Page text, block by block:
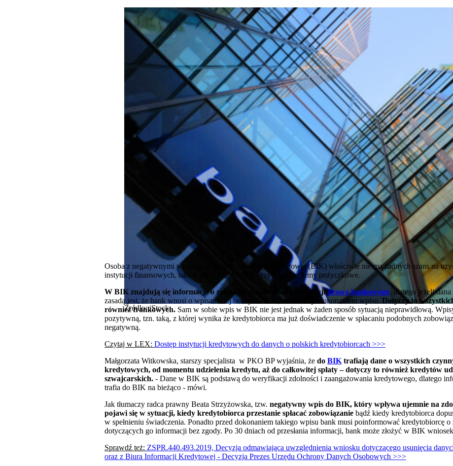
Źródło: iStock
Osoba z negatywnymi wpisami w Biurze Informacji Kredytowej (BIK) właściwie nie ma żadnych szans na
instytucji finansowych, takich jak banki, SKOK-i czy niektóre firmy pożyczkowe.
W BIK znajdują się informacje o zobowiązaniach wobec instytucjiprawa bankowego, dlatego jeżeli
zasadą jest, że bank wnosi o wpisanie tej osoby do BIK, co skutkuje dokonaniem wpisu. Dotyczy to
również frankowych. Sam w sobie wpis w BIK nie jest jednak w żaden sposób sytuacją nieprawidłową.
pozytywną, tzn. taką, z której wynika że kredytobiorca ma już doświadczenie w spłacaniu podobnych
negatywną.
Czytaj w LEX: Dostęp instytucji kredytowych do danych o polskich kredytobiorcach >>>
Małgorzata Witkowska, starszy specjalista w PKO BP wyjaśnia, że do BIKtrafiają dane o wszystkich
kredytowych, od momentu udzielenia kredytu, aż do całkowitej spłaty – dotyczy to również kredytów
szwajcarskich. - Dane w BIK są podstawą do weryfikacji zdolności i zaangażowania kredytowego, dlatego
trafia do BIK na bieżąco - mówi.
Jak tłumaczy radca prawny Beata Strzyżowska, tzw. negatywny wpis do BIK, który wpływa ujemnie na
pojawi się w sytuacji, kiedy kredytobiorca przestanie spłacać zobowiązanie bądź kiedy kredytobiorca
w spełnieniu świadczenia. Ponadto przed dokonaniem takiego wpisu bank musi poinformować kredytobiorcę o
dotyczących go informacji bez zgody. Po 30 dniach od przesłania informacji, bank może złożyć w BIK
Sprawdź też: ZSPR.440.493.2019, Decyzja odmawiająca uwzględnienia wniosku dotyczącego usunięcia
oraz z Biura Informacji Kredytowej - Decyzja Prezes Urzędu Ochrony Danych Osobowych >>>